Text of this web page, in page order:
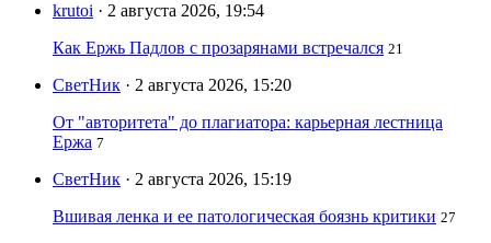
krutoi · 2 августа 2026, 19:54
Как Ержь Падлов с прозарянами встречался 21
СветНик · 2 августа 2026, 15:20
От "авторитета" до плагиатора: карьерная лестница
Ержа 7
СветНик · 2 августа 2026, 15:19
Вшивая ленка и ее патологическая боязнь критики 27